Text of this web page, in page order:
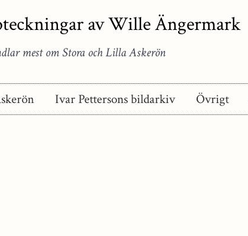
av Wille Ängermark
mest om Stora och Lilla Askerön
Ivar Pettersons bildarkiv Övrigt